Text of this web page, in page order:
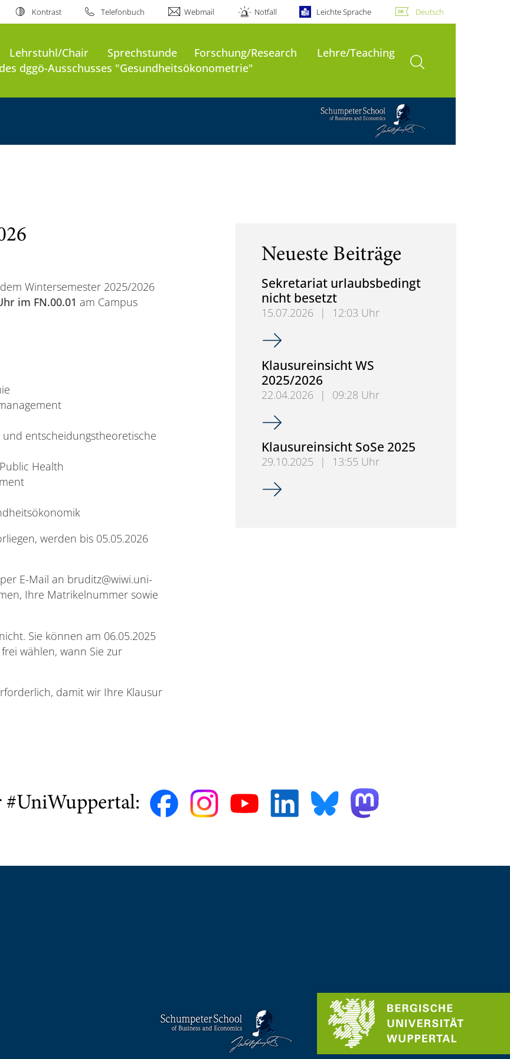
Kontrast Telefonbuch Webmail Notfall Leichte Sprache Deutsch
Lehrstuhl/Chair Sprechstunde Forschung/Research
Lehre/Teaching
dggö-Ausschusses "Gesundheitsökonometrie"
Suche öffnen
Wintersemester 2025/2026
im FN.00.01 am Campus
entscheidungstheoretische
Health
werden bis 05.05.2026
E-Mail an bruditz@wiwi.uni-
Ihre Matrikelnummer sowie
Sie können am 06.05.2025
wählen, wann Sie zur
damit wir Ihre Klausur
Neueste Beiträge
Sekretariat urlaubsbedingt
nicht besetzt
15.07.2026 |
12:03 Uhr
Sekretariat urlaubsbedingt nicht besetzt
Klausureinsicht WS
2025/2026
22.04.2026 |
09:28 Uhr
Klausureinsicht WS 2025/2026
Klausureinsicht SoSe 2025
29.10.2025 |
13:55 Uhr
Klausureinsicht SoSe 2025
#UniWuppertal: